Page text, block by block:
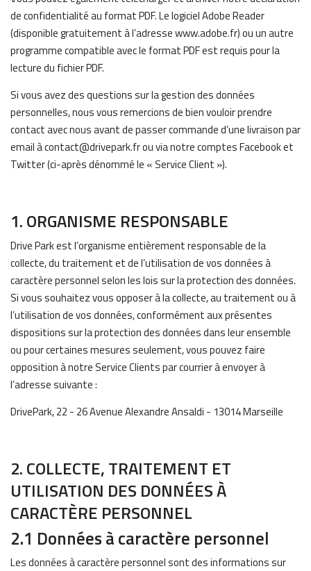
de confidentialité au format PDF. Le logiciel Adobe Reader
(disponible gratuitement à l’adresse www.adobe.fr) ou un autre
programme compatible avec le format PDF est requis pour la
lecture du fichier PDF.
Si vous avez des questions sur la gestion des données
personnelles, nous vous remercions de bien vouloir prendre
contact avec nous avant de passer commande d’une livraison par
email à contact@drivepark.fr ou via notre comptes Facebook et
Twitter (ci-après dénommé le « Service Client »).
1. ORGANISME RESPONSABLE
Drive Park est l’organisme entièrement responsable de la
collecte, du traitement et de l’utilisation de vos données à
caractère personnel selon les lois sur la protection des données.
Si vous souhaitez vous opposer à la collecte, au traitement ou à
l’utilisation de vos données, conformément aux présentes
dispositions sur la protection des données dans leur ensemble
ou pour certaines mesures seulement, vous pouvez faire
opposition à notre Service Clients par courrier à envoyer à
l’adresse suivante :
DrivePark, 22 - 26 Avenue Alexandre Ansaldi - 13014 Marseille
2. COLLECTE, TRAITEMENT ET
UTILISATION DES DONNÉES À
CARACTÈRE PERSONNEL
2.1 Données à caractère personnel
Les données à caractère personnel sont des informations sur